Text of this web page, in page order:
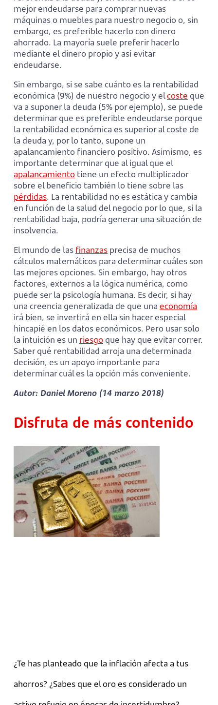
mejor endeudarse para comprar nuevas
máquinas o muebles para nuestro negocio o, sin
embargo, es preferible hacerlo con dinero
ahorrado. La mayoría suele preferir hacerlo
mediante el dinero propio y así evitar
endeudarse.
Sin embargo, si se sabe cuánto es la rentabilidad
económica (9%) de nuestro negocio y elcoste que
va a suponer la deuda (5% por ejemplo), se puede
determinar que es preferible endeudarse porque
la rentabilidad económica es superior al coste de
la deuda y, por lo tanto, supone un
apalancamiento financiero positivo. Asimismo, es
importante determinar que al igual que el
apalancamiento tiene un efecto multiplicador
sobre el beneficio también lo tiene sobre las
pérdidas. La rentabilidad no es estática y cambia
en función de la salud del negocio por lo que, si la
rentabilidad baja, podría generar una situación de
insolvencia.
El mundo de las finanzas precisa de muchos
cálculos matemáticos para determinar cuáles son
las mejores opciones. Sin embargo, hay otros
factores, externos a la lógica numérica, como
puede ser la psicología humana. Es decir, si hay
una creencia generalizada de que una economía
irá bien, se invertirá en ella sin hacer especial
hincapié en los datos económicos. Pero usar solo
la intuición es un riesgo que hay que evitar correr.
Saber qué rentabilidad arroja una determinada
decisión, es un apoyo importante para
determinar cuál es la opción más conveniente.
Autor: Daniel Moreno (14 marzo 2018)
Disfruta de más contenido
¿Te has planteado que la inflación afecta a tus
ahorros? ¿Sabes que el oro es considerado un